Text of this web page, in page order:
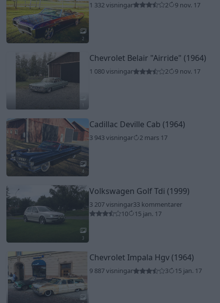
2
1 332 visningar 2 9 nov. 17
Chevrolet Belair "Airride" (1964)
1 080 visningar 2 9 nov. 17
4
Cadillac Deville Cab (1964)
3 943 visningar 2 mars 17
3
Volkswagen Golf Tdi (1999)
3 207 visningar33 kommentarer
10
15 jan. 17
Chevrolet Impala Hgv (1964)
9 887 visningar 3 15 jan. 17